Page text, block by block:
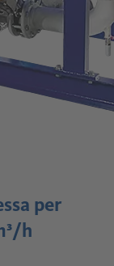
per
h